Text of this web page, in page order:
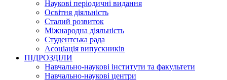
Наукові періодичні видання
Освітня діяльність
Сталий розвиток
Міжнародна діяльність
Студентська рада
Асоціація випускників
ПІДРОЗДІЛИ
Навчально-наукові інститути та факультети
Навчально-наукові центри